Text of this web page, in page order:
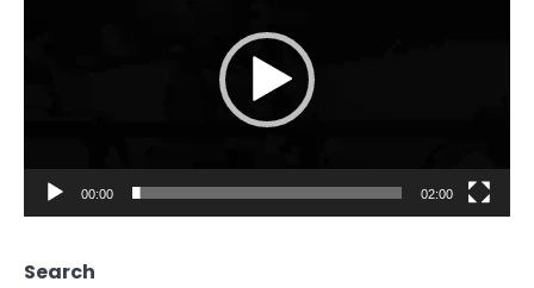
00:00 02:00
Search